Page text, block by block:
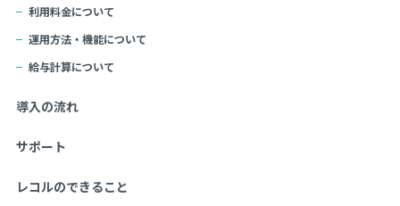
利用料金について
運用方法・機能について
給与計算について
導入の流れ
サポート
レコルのできること